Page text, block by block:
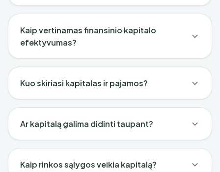
Kaip vertinamas finansinio kapitalo
efektyvumas?
Kuo skiriasi kapitalas ir pajamos?
Ar kapitalą galima didinti taupant?
Kaip rinkos sąlygos veikia kapitalą?